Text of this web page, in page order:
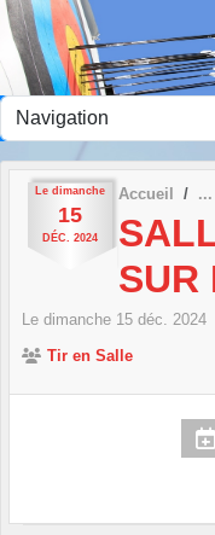
Le dimanche
15
DÉC. 2024
Accueil
SUR
Le dimanche 15 déc. 2024
Tir en Salle
Panneau de gestion des